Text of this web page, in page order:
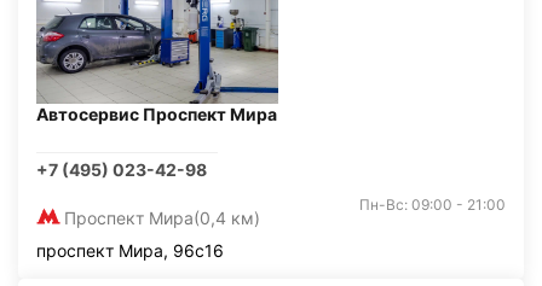
Автосервис Проспект Мира
+7 (495) 023-42-98
Проспект Мира(0,4 км)
Пн-Вс: 09:00 - 21:00
проспект Мира, 96с16